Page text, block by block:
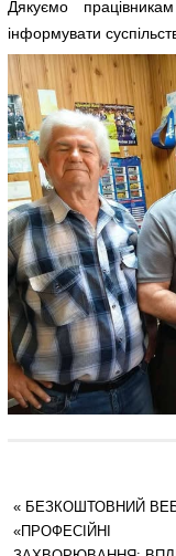
Дякуємо
інформувати
«БЕЗКОШТОВНИЙ
«ПРОФЕСІЙНІ